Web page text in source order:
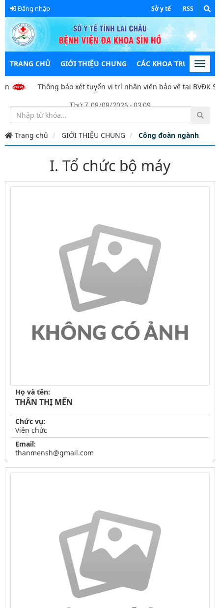
Đăng nhập Sở y tế RSS
TRANG CHỦ GIỚI THIỆU CHUNG CÁC KHOA TRỰC
Thông báo xét tuyển vị trí nhân viên bảo vệ tại BVĐK Sìn
Thứ 7, 08/08/2026 - 03:09
Trang chủ GIỚI THIỆU CHUNG Công đoàn ngành
I. Tổ chức bộ máy
Họ và tên:
THÂN THỊ MẾN
Chức vụ:
Viên chức
Email:
thanmensh@gmail.com